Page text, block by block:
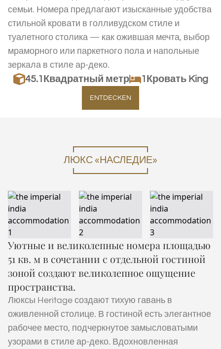
семьи. Номера предлагают изысканные удобства
стильной кровати в голливудском стиле и
туалетного столика — как ожившая мечта, выбор
мраморного или паркетного пола и напольные
зеркала в стиле ар-деко.
45.1 Квадратный метр 1Кровать King
ENTDECKEN
ЛЮКС «НАСЛЕДИЕ»
Уютные и великолепные номера площадью
51 кв. м в сочетании с отдельной гостиной
зоной создают великолепное ощущение
пространства.
Люксы Heritage создают тихую гавань в
оживленной столице. В гостиной есть элегантное
рабочее место, подчеркнутое замысловатыми
узорами в стиле ар-деко. Вдохновленная